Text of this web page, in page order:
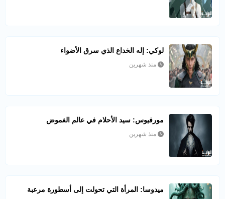
لوكي: إله الخداع الذي سرق الأضواء
منذ شهرين
مورفيوس: سيد الأحلام في عالم الغموض
منذ شهرين
ميدوسا: المرأة التي تحولت إلى أسطورة مرعبة